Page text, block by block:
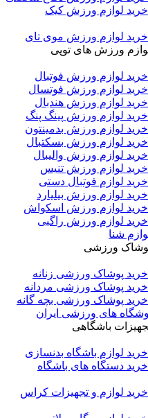
خرید لوازم ورزش کیک
خرید لوازم ورزش موی تای
ورزش های توپی
لوازم ورزش فوتبال
خرید لوازم ورزش فوتسال
لوازم ورزش هندبال
لوازم ورزش پینگ پنگ
لوازم ورزش بدمینتون
خرید لوازم ورزش بسکتبال
لوازم ورزش والیبال
خرید لوازم ورزش تنیس
لوازم فوتبال دستی
لوازم ورزش بیلیارد
خرید لوازم ورزش اسکواش
خرید لوازم ورزش راگبی
شنا
پوشاک ورزشی
پوشاک ورزشی زنانه
خرید پوشاک ورزشی مردانه
خرید پوشاک ورزشی بچه گانه
های ورزشی ایران
باشگاهی
لوازم باشگاه بدنسازی
دستگاه های باشگاه
لوازم و تجهیزات کراس